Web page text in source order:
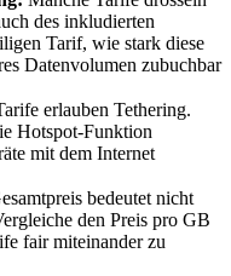
des inkludierten
Tarif, wie stark diese
Datenvolumen zubuchbar
erlauben Tethering.
Hotspot-Funktion
mit dem Internet
bedeutet nicht
den Preis pro GB
fair miteinander zu